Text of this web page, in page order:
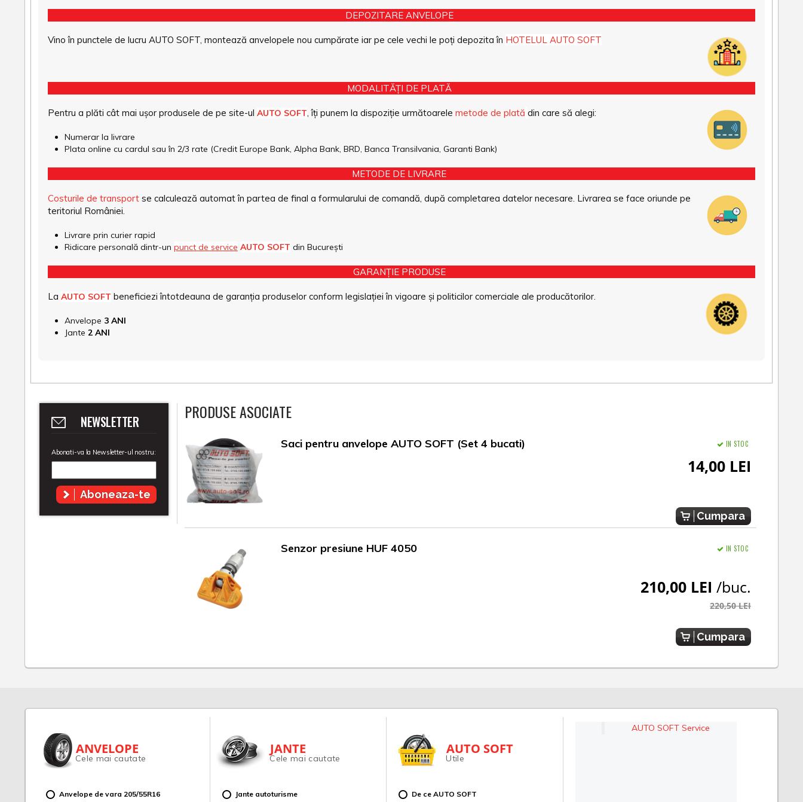
DEPOZITARE ANVELOPE
Vino în punctele de lucru AUTO SOFT, montează anvelopele nou cumpărate iar pe cele vechi le poți depozita în HOTELUL AUTO SOFT
MODALITĂȚI DE PLATĂ
Pentru a plăti cât mai ușor produsele de pe site-ul AUTO SOFT, îți punem la dispoziție următoarele metode de plată din care să alegi:
Numerar la livrare
Plata online cu cardul sau în 2/3 rate (Credit Europe Bank, Alpha Bank, BRD, Banca Transilvania, Garanti Bank)
METODE DE LIVRARE
Costurile de transport se calculează automat în partea de final a formularului de comandă, după completarea datelor necesare. Livrarea se face oriunde pe
teritoriul României.
Livrare prin curier rapid
Ridicare personală dintr-un punct de service AUTO SOFT din București
GARANȚIE PRODUSE
La AUTO SOFT beneficiezi întotdeauna de garanția produselor conform legislației în vigoare și politicilor comerciale ale producătorilor.
Anvelope 3 ANI
Jante 2 ANI
NEWSLETTER
Abonati-va la Newsletter-ul nostru:
Aboneaza-te
PRODUSE ASOCIATE
Saci pentru anvelope AUTO SOFT (Set 4 bucati) IN STOC
14,00 LEI
Cumpara
Senzor presiune HUF 4050 IN STOC
210,00 LEI /buc.
220,50 LEI
Cumpara
ANVELOPE
Cele mai cautate
Anvelope de vara 205/55R16
JANTE
Cele mai cautate
Jante autoturisme
AUTO SOFT
Utile
De ce AUTO SOFT
AUTO SOFT Service